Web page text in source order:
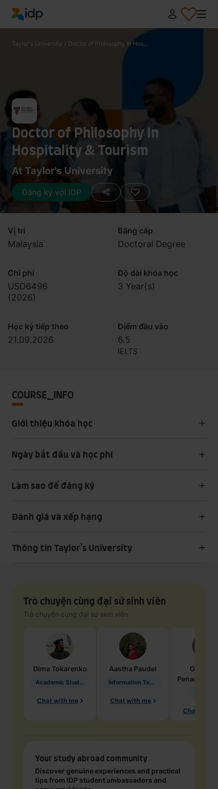
IDP Education
Taylor's University / Doctor of Philosophy In Hos...
Doctor of Philosophy In
Hospitality & Tourism
At Taylor's University
Đăng ký với IDP
Vị trí
Malaysia
Bằng cấp
Doctoral Degree
Chi phí
USD6496
(2026)
Độ dài khóa học
3 Year(s)
Học kỳ tiếp theo
21.09.2026
Điểm đầu vào
6.5
IELTS
COURSE_INFO
Giới thiệu khóa học
Ngày bắt đầu và học phí
Làm sao để đăng ký
Đánh giá và xếp hạng
Thông tin Taylor's University
Trò chuyện cùng đại sứ sinh viên
Trò chuyện cùng đại sứ sinh viên
Dima Tokarenko
Academic Studies in Education
Chat with me
Aastha Paudel
Information Technology
Chat with me
Penarete
Chat with
Your study abroad community
Discover genuine experiences and practical
tips from IDP student ambassadors and